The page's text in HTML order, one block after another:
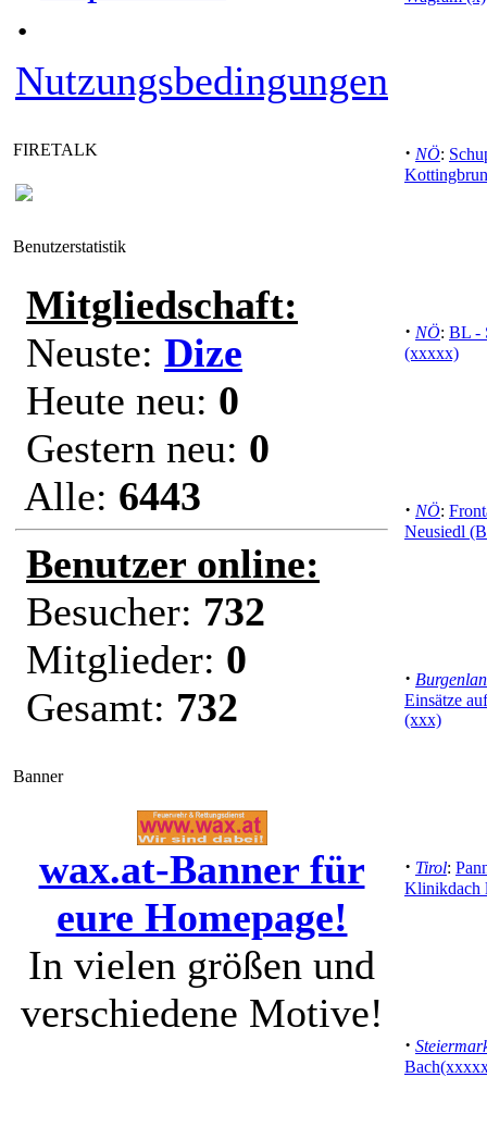
·
Nutzungsbedingungen
FIRETALK
Benutzerstatistik
Mitgliedschaft:
Neuste: Dize
Heute neu: 0
Gestern neu: 0
Alle: 6443
Benutzer online:
Besucher: 732
Mitglieder: 0
Gesamt: 732
Banner
wax.at-Banner für
eure Homepage!
In vielen größen und
verschiedene Motive!
· NÖ:
· NÖ: BL -
(xxxxx)
· NÖ:
Neusiedl
·
Einsätze
(xxx)
· Tirol:
Klinikdach
·